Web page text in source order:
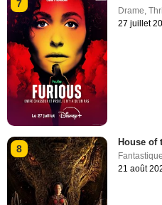
7
Drame,
27 juillet
8
House of
Fantastique
21 août